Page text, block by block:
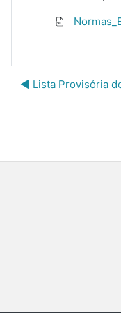
◀︎ Lista Provisória